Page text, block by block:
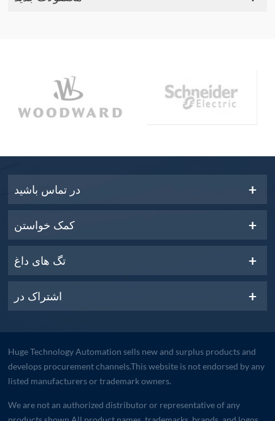
در تماس باشید
کمک خواستن
تگ های داغ
اشتراک در
Huge Technology Automation sells new and surplus products and
develops procurement channels.This website is not endorsed by any
listed manufacturers or trademark owners.
We are not an authorized distributor or representative of any